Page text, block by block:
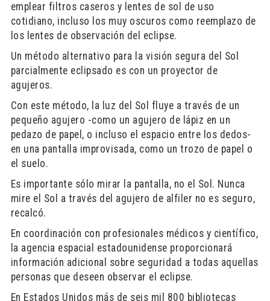
emplear filtros caseros y lentes de sol de uso
cotidiano, incluso los muy oscuros como reemplazo de
los lentes de observación del eclipse.
Un método alternativo para la visión segura del Sol
parcialmente eclipsado es con un proyector de
agujeros.
Con este método, la luz del Sol fluye a través de un
pequeño agujero -como un agujero de lápiz en un
pedazo de papel, o incluso el espacio entre los dedos-
en una pantalla improvisada, como un trozo de papel o
el suelo.
Es importante sólo mirar la pantalla, no el Sol. Nunca
mire el Sol a través del agujero de alfiler no es seguro,
recalcó.
En coordinación con profesionales médicos y científico,
la agencia espacial estadounidense proporcionará
información adicional sobre seguridad a todas aquellas
personas que deseen observar el eclipse.
En Estados Unidos más de seis mil 800 bibliotecas